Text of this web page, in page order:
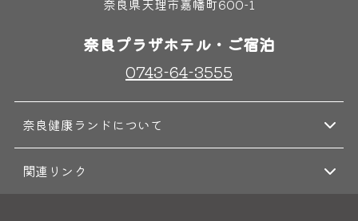
奈良県天理市嘉幡町600-1
奈良プラザホテル・ご宿泊
0743-64-3555
奈良健康ランドについて
関連リンク